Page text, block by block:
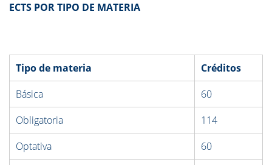
ECTS POR TIPO DE MATERIA
Tipo de materia
Créditos
Básica
60
Obligatoria
114
Optativa
60